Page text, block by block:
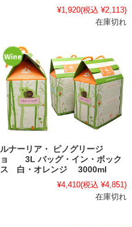
¥1,920(税込 ¥2,113)
在庫切れ
ルナーリア・ ピノグリージ
ョ 3L バッグ・イン・ボック
ス 白・オレンジ 3000ml
¥4,410(税込 ¥4,851)
在庫切れ